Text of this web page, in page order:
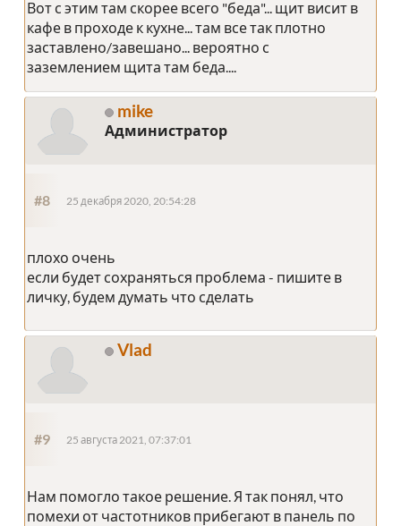
Вот с этим там скорее всего "беда"... щит висит в
кафе в проходе к кухне... там все так плотно
заставлено/завешано... вероятно с
заземлением щита там беда....
mike
Администратор
#8 25 декабря 2020, 20:54:28
плохо очень
если будет сохраняться проблема - пишите в
личку, будем думать что сделать
Vlad
#9 25 августа 2021, 07:37:01
Нам помогло такое решение. Я так понял, что
помехи от частотников прибегают в панель по